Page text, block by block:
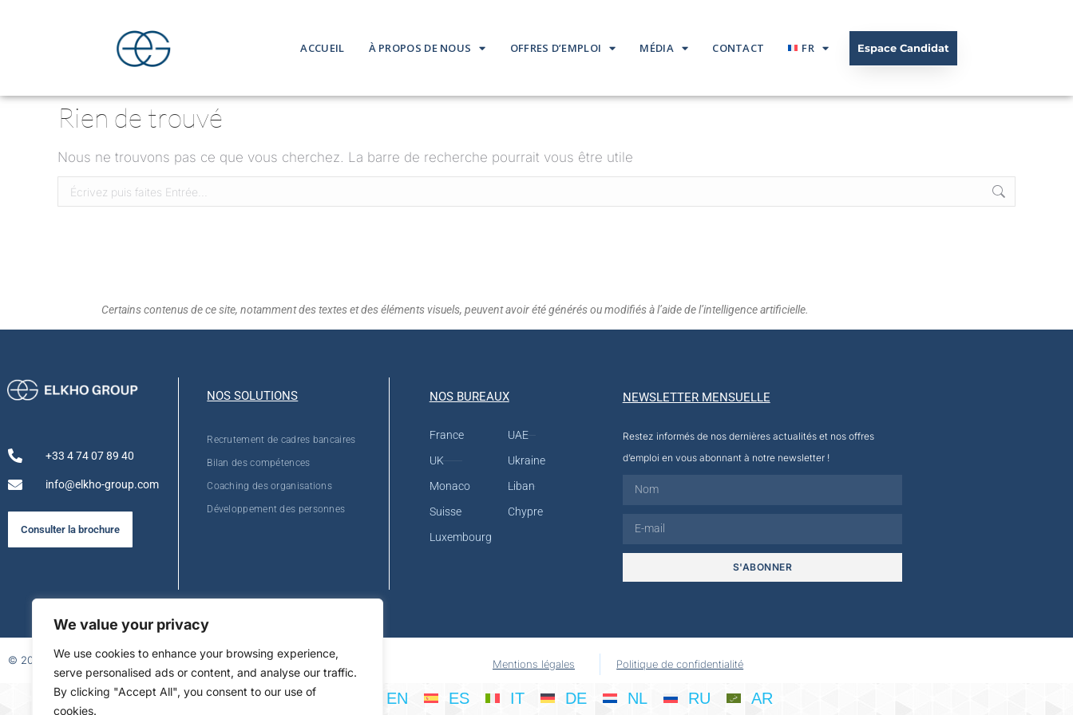
We value your privacy
We use cookies to enhance your browsing experience,
serve personalised ads or content, and analyse our traffic.
By clicking "Accept All", you consent to our use of
cookies.
ACCUEIL À PROPOS DE NOUS OFFRES D’EMPLOI MÉDIA CONTACT FR Espace Candidat
Rien de trouvé
Nous ne trouvons pas ce que vous cherchez. La barre de recherche pourrait vous être utile
Certains contenus de ce site, notamment des textes et des éléments visuels, peuvent avoir été générés ou modifiés à l’aide de l’intelligence artificielle.
+33 4 74 07 89 40
info@elkho-group.com
Consulter la brochure
NOS SOLUTIONS
Recrutement de cadres bancaires
Bilan des compétences
Coaching des organisations
Développement des personnes
NOS BUREAUX
France
UK
Monaco
Suisse
Luxembourg
UAE
Ukraine
Liban
Chypre
NEWSLETTER MENSUELLE
Restez informés de nos dernières actualités et nos offres
d’emploi en vous abonnant à notre newsletter !
S'ABONNER
© 2026 Mentions légales Politique de confidentialité
EN ES IT DE NL RU AR